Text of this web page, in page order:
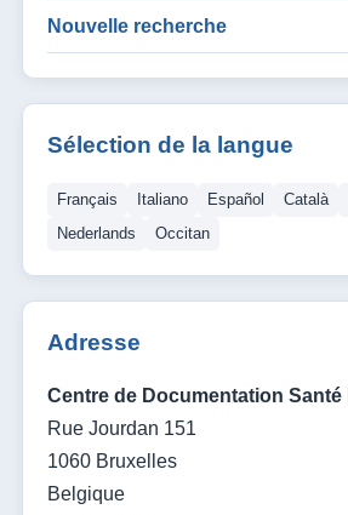
Nouvelle recherche
Sélection de la langue
Français Italiano Español Català
Nederlands
Occitan
Adresse
Centre de Documentation
Rue Jourdan 151
1060 Bruxelles
Belgique